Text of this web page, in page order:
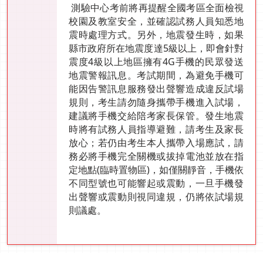
測驗中心考前將再提醒全國考區全面檢視
校園及教室安全，並確認試務人員知悉地
震時處理方式。另外，地震發生時，如果
縣市政府所在地震度達5級以上，即會針對
震度4級以上地區擁有4G手機的民眾發送
地震警報訊息。考試期間，為避免手機可
能因告警訊息服務發出聲響造成違反試場
規則，考生請勿隨身攜帶手機進入試場，
建議將手機交給陪考家長保管。發生地震
時將有試務人員指導避難，請考生及家長
放心；若仍由考生本人攜帶入場應試，請
務必將手機完全關機或拔掉電池並放在指
定地點(臨時置物區)，如僅關靜音，手機依
不同型號也可能響起或震動，一旦手機發
出聲響或震動則視同違規，仍將依試場規
則議處。